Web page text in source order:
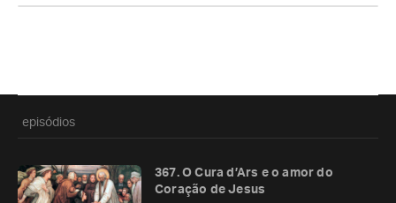
episódios
367. O Cura d’Ars e o amor do
Coração de Jesus